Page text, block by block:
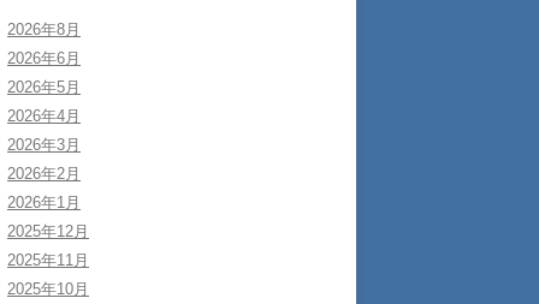
2026年8月
2026年6月
2026年5月
2026年4月
2026年3月
2026年2月
2026年1月
2025年12月
2025年11月
2025年10月